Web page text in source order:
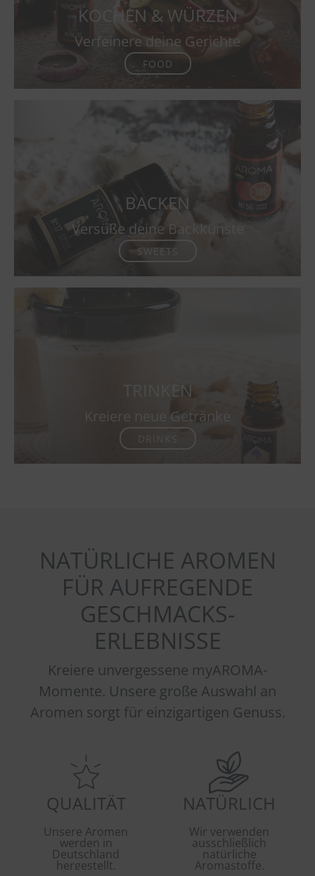
KOCHEN & WÜRZEN
Verfeinere deine Gerichte
FOOD
BACKEN
Versüße deine Backkünste
SWEETS
TRINKEN
Kreiere neue Getränke
DRINKS
NATÜRLICHE AROMEN
FÜR AUFREGENDE
GESCHMACKS-
ERLEBNISSE
Kreiere unvergessene myAROMA-
Momente. Unsere große Auswahl an
Aromen sorgt für einzigartigen Genuss.
QUALITÄT
Unsere Aromen
werden in
Deutschland
hergestellt.
NATÜRLICH
Wir verwenden
ausschließlich
natürliche
Aromastoffe.